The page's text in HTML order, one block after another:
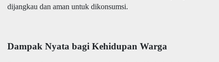
dijangkau dan aman untuk dikonsumsi.
Dampak Nyata bagi Kehidupan Warga